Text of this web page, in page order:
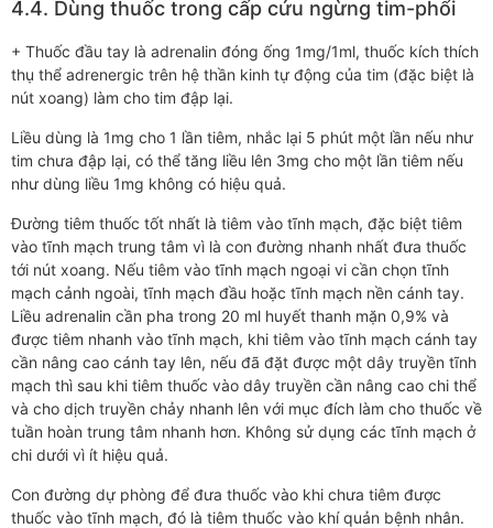
4.4. Dùng thuốc trong cấp cứu ngừng tim-phổi
+ Thuốc đầu tay là adrenalin đóng ống 1mg/1ml, thuốc kích thích
thụ thể adrenergic trên hệ thần kinh tự động của tim (đặc biệt là
nút xoang) làm cho tim đập lại.
Liều dùng là 1mg cho 1 lần tiêm, nhắc lại 5 phút một lần nếu như
tim chưa đập lại, có thể tăng liều lên 3mg cho một lần tiêm nếu
như dùng liều 1mg không có hiệu quả.
Đường tiêm thuốc tốt nhất là tiêm vào tĩnh mạch, đặc biệt tiêm
vào tĩnh mạch trung tâm vì là con đường nhanh nhất đưa thuốc
tới nút xoang. Nếu tiêm vào tĩnh mạch ngoại vi cần chọn tĩnh
mạch cảnh ngoài, tĩnh mạch đầu hoặc tĩnh mạch nền cánh tay.
Liều adrenalin cần pha trong 20 ml huyết thanh mặn 0,9% và
được tiêm nhanh vào tĩnh mạch, khi tiêm vào tĩnh mạch cánh tay
cần nâng cao cánh tay lên, nếu đã đặt được một dây truyền tĩnh
mạch thì sau khi tiêm thuốc vào dây truyền cần nâng cao chi thể
và cho dịch truyền chảy nhanh lên với mục đích làm cho thuốc về
tuần hoàn trung tâm nhanh hơn. Không sử dụng các tĩnh mạch ở
chi dưới vì ít hiệu quả.
Con đường dự phòng để đưa thuốc vào khi chưa tiêm được
thuốc vào tĩnh mạch, đó là tiêm thuốc vào khí quản bệnh nhân.